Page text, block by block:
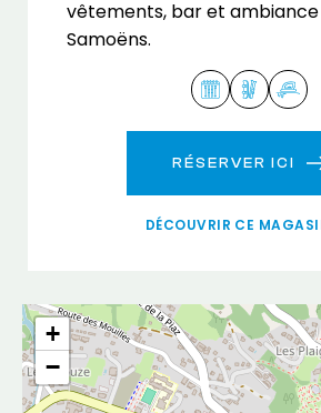
vêtements, bar et
Samoëns.
RÉSERVER ICI
DÉCOUVRIR CE
+
−